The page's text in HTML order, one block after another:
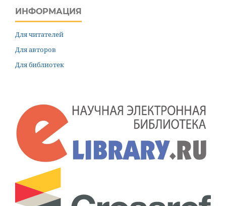
ИНФОРМАЦИЯ
Для читателей
Для авторов
Для библиотек